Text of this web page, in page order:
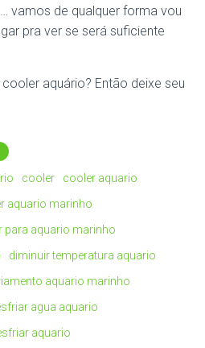
vamos de qualquer forma vou
pra ver se será suficiente
aquário? Então deixe seu
cooler
cooler aquario
aquario marinho
para aquario marinho
diminuir temperatura aquario
aquario marinho
agua aquario
aquario